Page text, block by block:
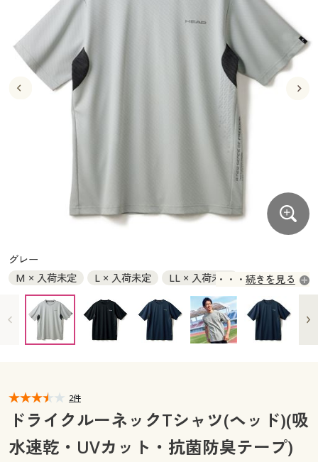
キッチン・雑貨・日用品
家具・収納
寝具・ベッド
カーテン・ラグ・ファブリック
美容・健康通販すべて
美容・健康・サプリメント
制服・スクール
制服・スクールすべて
制服・学生服
大きいサイズ
大きいサイズ通販すべて
大きいサイズ レディース下着
大きいサイズ 事務・制服
シークレットセール
商品カテゴリ一覧
カタログ・チラシからのご注文
デジタルカタログ
カタログ無料プレゼント
マイページ
閲覧履歴
寝具・ベッド
カーテン・ラグ・ファブリック
美容・健康・サプリメント
制服・スクールすべて
制服・学生服
ジュニア・ティーンズ下着
大きいサイズ
大きいサイズ通販すべて
大きいサイズ レディース服
大きいサイズ レディース下着
大きいサイズ メンズ
大きいサイズ 事務・制服
バーゲン
バーゲンセール
シークレットセール
商品カテゴリ一覧
カタログ・チラシからのご注文
カタログ無料プレゼント
会員メニュー
閲覧履歴
お気に入り
グレー
M × 入荷未定
L × 入荷未定
LL × 入荷未定
3L × 入荷未定
5L ◎ 在庫あり
続きを見る
2件
ドライクルーネックTシャツ(ヘッド)(吸
水速乾・UVカット・抗菌防臭テープ)